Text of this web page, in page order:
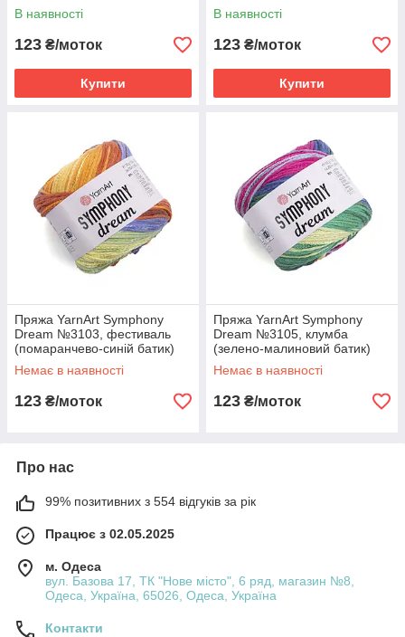
В наявності
123 ₴/моток
Купити
В наявності
123 ₴/моток
Купити
Пряжа YarnArt Symphony
Dream №3103, фестиваль
(помаранчево-синій батик)
Немає в наявності
123 ₴/моток
Пряжа YarnArt Symphony
Dream №3105, клумба
(зелено-малиновий батик)
Немає в наявності
123 ₴/моток
Про нас
99% позитивних з 554 відгуків за рік
Працює з 02.05.2025
м. Одеса
вул. Базова 17, ТК "Нове місто", 6 ряд, магазин №8,
Одеса, Україна, 65026, Одеса, Україна
Контакти